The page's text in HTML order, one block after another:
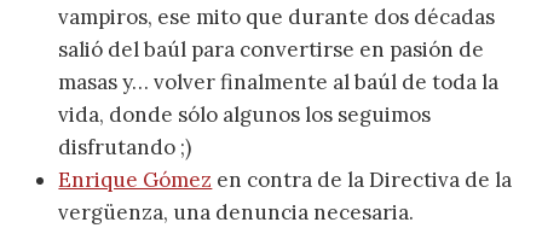
vampiros, ese mito que durante dos décadas
salió del baúl para convertirse en pasión de
masas y… volver finalmente al baúl de toda la
vida, donde sólo algunos los seguimos
disfrutando ;)
Enrique Gómez en contra de la Directiva de la
vergüenza, una denuncia necesaria.